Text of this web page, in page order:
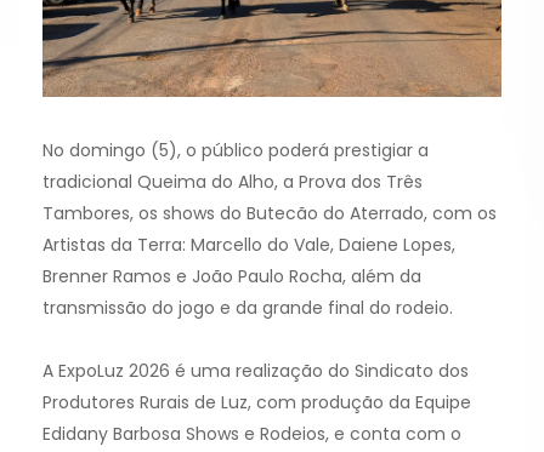
No domingo (5), o público poderá prestigiar a
tradicional Queima do Alho, a Prova dos Três
Tambores, os shows do Butecão do Aterrado, com os
Artistas da Terra: Marcello do Vale, Daiene Lopes,
Brenner Ramos e João Paulo Rocha, além da
transmissão do jogo e da grande final do rodeio.
A ExpoLuz 2026 é uma realização do Sindicato dos
Produtores Rurais de Luz, com produção da Equipe
Edidany Barbosa Shows e Rodeios, e conta com o